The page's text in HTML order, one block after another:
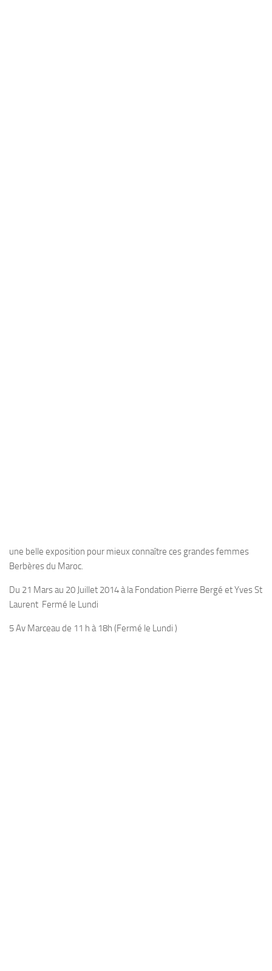
une belle exposition pour mieux connaître ces grandes femmes
Berbères du Maroc.
Du 21 Mars au 20 Juillet 2014 à la Fondation Pierre Bergé et Yves St
Laurent Fermé le Lundi
5 Av Marceau de 11 h à 18h (Fermé le Lundi )